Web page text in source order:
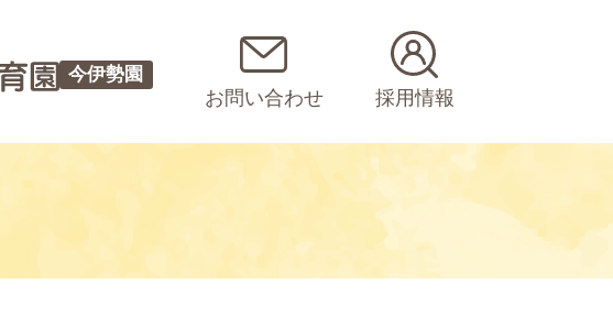
今伊勢園
お問い合わせ 採用情報